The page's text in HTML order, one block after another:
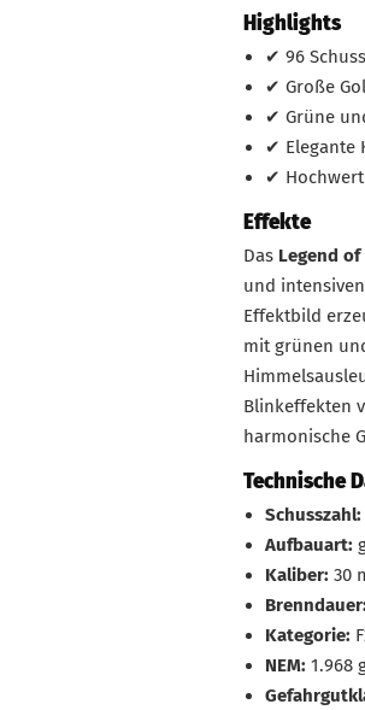
Highlights
✔ 96
✔ Große
✔ Grüne
✔ Elegante
✔
Effekte
Das Legend
und
Effektbild
mit grünen
Blinkeffekten
harmonische
Technische
Schusszahl:
Aufbauart:
Kaliber: 30
Brenndauer:
Kategorie:
NEM: 1.968